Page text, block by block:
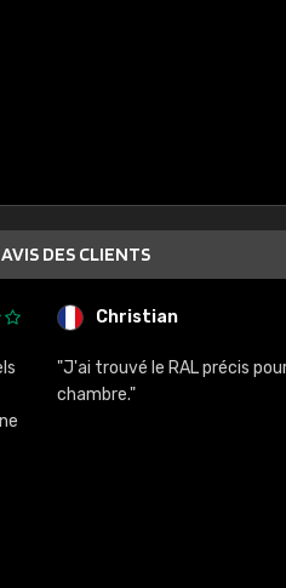
AVIS DES CLIENTS
Christian
"J'ai trouvé le RAL précis pour le
chambre."